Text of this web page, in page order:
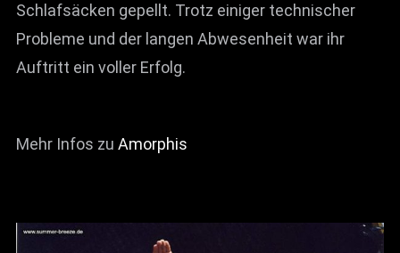
Schlafsäcken gepellt. Trotz einiger technischer
Probleme und der langen Abwesenheit war ihr
Auftritt ein voller Erfolg.
Mehr Infos zu Amorphis